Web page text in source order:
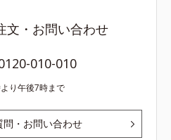
文・お問い合わせ
010-010
り午後7時まで
問・お問い合わせ